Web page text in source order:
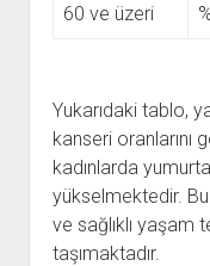
60 ve üzeri
Yukarıdaki tablo,
kanseri
kadınlarda
yükselmektedir.
ve sağlıklı yaşam
taşımaktadır.